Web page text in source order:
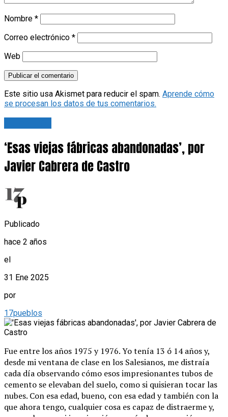
Nombre *
Correo electrónico *
Web
Este sitio usa Akismet para reducir el spam. Aprende cómo
se procesan los datos de tus comentarios.
‘Esas viejas fábricas abandonadas’, por
Javier Cabrera de Castro
Publicado
hace 2 años
el
31 Ene 2025
por
17pueblos
Fue entre los años 1975 y 1976. Yo tenía 13 ó 14 años y,
desde mi ventana de clase en los Salesianos, me distraía
cada día observando cómo esos impresionantes tubos de
cemento se elevaban del suelo, como si quisieran tocar las
nubes. Con esa edad, bueno, con esa edad y también con la
que ahora tengo, cualquier cosa es capaz de distraerme y,